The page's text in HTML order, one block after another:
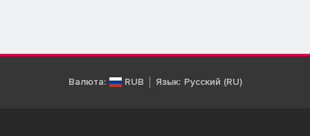
Валюта: RUB Язык: Русский (RU)